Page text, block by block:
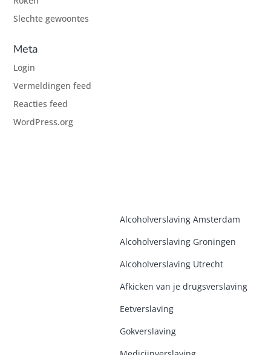
Slechte gewoontes
Meta
Login
Vermeldingen feed
Reacties feed
WordPress.org
Alcoholverslaving Amsterdam
Alcoholverslaving Groningen
Alcoholverslaving Utrecht
Afkicken van je drugsverslaving
Eetverslaving
Gokverslaving